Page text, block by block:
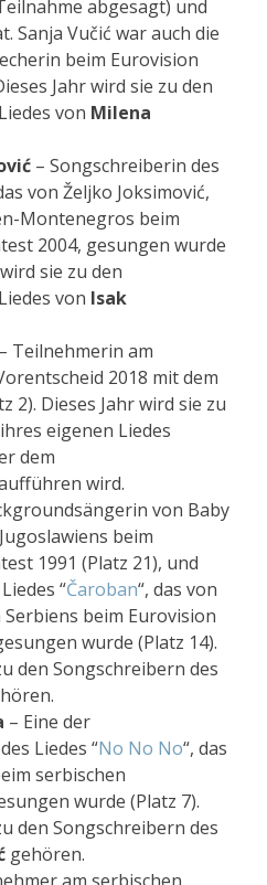
abgesagt) und
Sanja Vučić war auch die
beim Eurovision
Jahr wird sie zu den
von Milena
– Songschreiberin des
von Željko Joksimović,
Montenegros beim
2004, gesungen wurde
sie zu den
von Isak
– Teilnehmerin am
2018 mit dem
2). Dieses Jahr wird sie zu
eigenen Liedes
dem
wird.
von Baby
beim
1991 (Platz 21), und
“Čaroban“, das von
beim Eurovision
wurde (Platz 14).
den Songschreibern des
– Eine der
Liedes “No No No“, das
serbischen
wurde (Platz 7).
den Songschreibern des
gehören.